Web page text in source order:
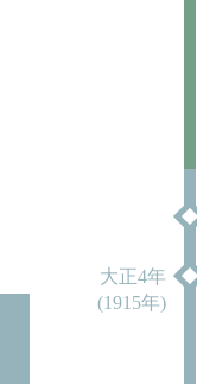
大正4年
(1915年)